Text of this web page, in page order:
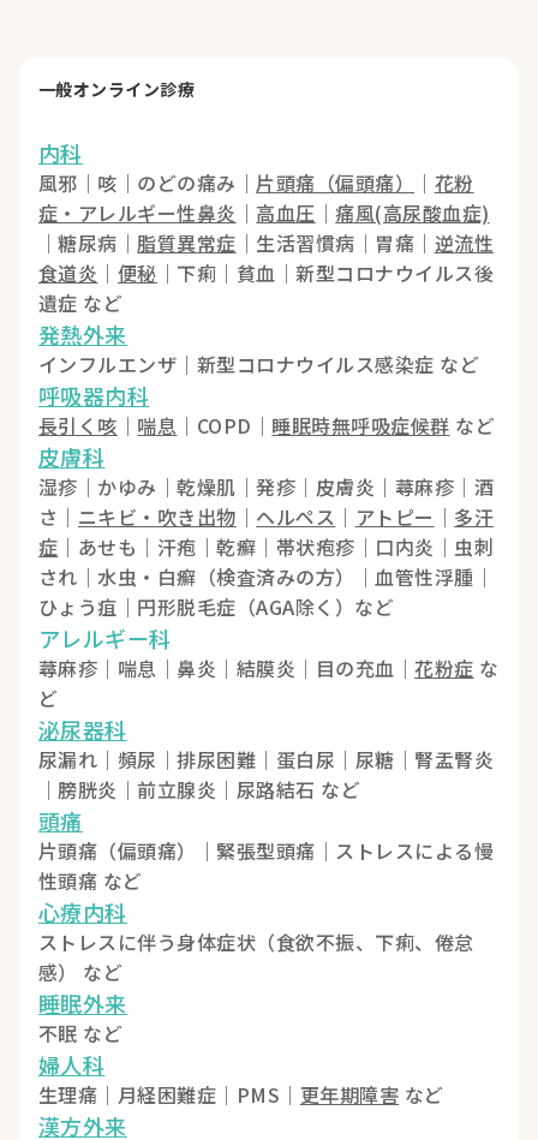
一般オンライン診療
内科
風邪｜咳｜のどの痛み｜ 片頭痛（偏頭痛） ｜ 花粉
症・アレルギー性鼻炎 ｜ 高血圧 ｜痛風(高尿酸血症)
｜糖尿病｜ 脂質異常症 ｜生活習慣病｜胃痛｜ 逆流性
食道炎 ｜ 便秘 ｜下痢｜貧血｜新型コロナウイルス後
遺症 など
発熱外来
インフルエンザ｜新型コロナウイルス感染症 など
呼吸器内科
長引く咳 ｜ 喘息 ｜COPD｜ 睡眠時無呼吸症候群 など
皮膚科
湿疹｜かゆみ｜乾燥肌｜発疹｜皮膚炎｜蕁麻疹｜酒
さ｜ ニキビ・吹き出物 ｜ ヘルペス ｜ アトピー ｜ 多汗
症 ｜あせも｜汗疱｜乾癬｜帯状疱疹｜口内炎｜虫刺
され｜水虫・白癬（検査済みの方）｜血管性浮腫｜
ひょう疽｜円形脱毛症（AGA除く）など
アレルギー科
蕁麻疹｜喘息｜鼻炎｜結膜炎｜目の充血｜花粉症 な
ど
泌尿器科
尿漏れ｜頻尿｜排尿困難｜蛋白尿｜尿糖｜腎盂腎炎
｜膀胱炎｜前立腺炎｜尿路結石 など
頭痛
片頭痛（偏頭痛）｜緊張型頭痛｜ストレスによる慢
性頭痛 など
心療内科
ストレスに伴う身体症状（食欲不振、下痢、倦怠
感） など
睡眠外来
不眠 など
婦人科
生理痛｜月経困難症｜PMS｜ 更年期障害 など
漢方外来